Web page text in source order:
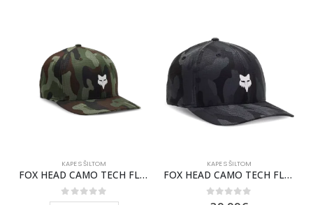
KAPE S ŠILTOM
FOX HEAD CAMO TECH FLEXFIT KAPA
0out of 5
KAPE S ŠILTOM
FOX HEAD CAMO TECH FLEXFIT ŠILT KAPA FOX [BLK CAM]
0out of 5